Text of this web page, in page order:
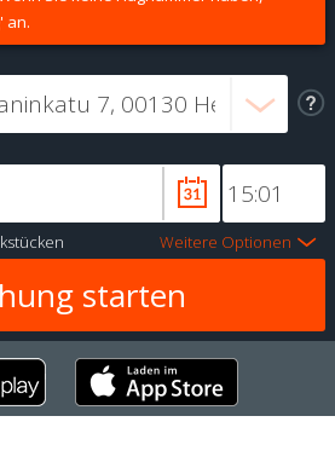
an.
Weitere Optionen